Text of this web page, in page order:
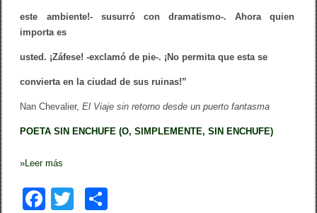
este ambiente!- susurró con dramatismo-. Ahora quien
importa es
usted. ¡Záfese! -exclamó de pie-. ¡No permita que esta se
convierta en la ciudad de sus ruinas!”
Nan Chevalier,El Viaje sin retorno desde un puerto fantasma
POETA SIN ENCHUFE (O, SIMPLEMENTE, SIN ENCHUFE)
»Leer más
F